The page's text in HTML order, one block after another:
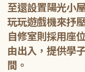
至還設置陽光小
玩玩遊戲機來抒
自修室則採用座
由出入，提供學
間。